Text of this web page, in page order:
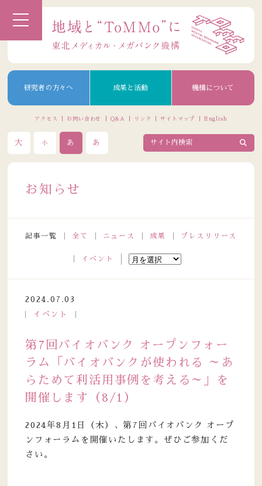
研究者の方々へ 成果と活動 機構について
アクセス お問い合わせ Q&A リンク サイトマップ English
大 小 あ あ
お知らせ
記事一覧 全て ニュース 成果 プレスリリース
イベント
2024.07.03
イベント
第7回バイオバンク オープンフォー
ラム「バイオバンクが使われる ～あ
らためて利活用事例を考える～」を
開催します（8/1）
2024年8月1日（木）、第7回バイオバンク オープ
ンフォーラムを開催いたします。ぜひご参加くだ
さい。